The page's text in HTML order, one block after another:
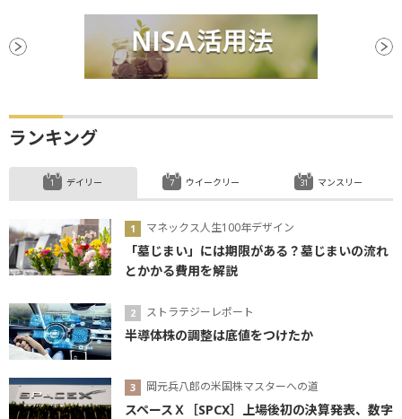
ランキング
デイリー
マネックス人生100年デザイン
「墓じまい」には期限がある？墓じまいの流れ
とかかる費用を解説
ストラテジーレポート
半導体株の調整は底値をつけたか
岡元兵八郎の米国株マスターへの道
スペースＸ［SPCX］上場後初の決算発表、数字
ウイークリー マンスリー